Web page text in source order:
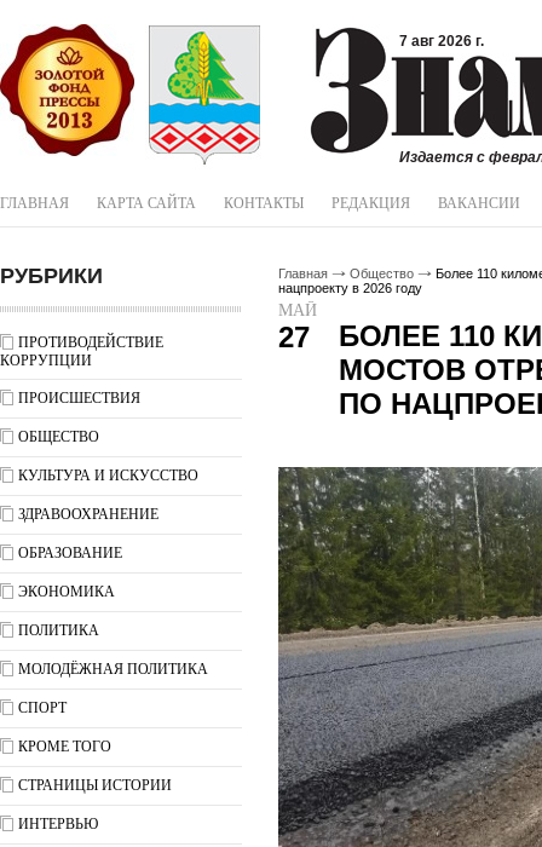
7 авг 2026 г.
Издается с
ГЛАВНАЯ КАРТА САЙТА КОНТАКТЫ РЕДАКЦИЯ ВАКАНСИИ
РУБРИКИ
ПРОТИВОДЕЙСТВИЕ
КОРРУПЦИИ
ПРОИСШЕСТВИЯ
ОБЩЕСТВО
КУЛЬТУРА И ИСКУССТВО
ЗДРАВООХРАНЕНИЕ
ОБРАЗОВАНИЕ
ЭКОНОМИКА
ПОЛИТИКА
МОЛОДЁЖНАЯ ПОЛИТИКА
СПОРТ
КРОМЕ ТОГО
СТРАНИЦЫ ИСТОРИИ
ИНТЕРВЬЮ
Главная Общество
Более 110
нацпроекту в 2026 году
МАЙ
27
БОЛЕЕ 110
МОСТОВ
ПО